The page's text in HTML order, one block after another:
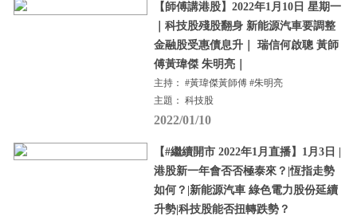
【師傅講港股】2022年1月10日 星期一
｜科技股殘股翻身 新能源汽車要調整
金融股受惠債息升｜ 瑞信何啟聰 黃師
傅黃瑋傑 朱明亮｜
主持： #黃瑋傑黃師傅 #朱明亮
主題： 科技股
2022/01/10
【#繼續開市 2022年1月直播】1月3日 |
港股新一年會否否極泰來？|恆指走勢
如何？|新能源汽車 綠色電力股份延續
升勢|科技股能否扭轉跌勢？